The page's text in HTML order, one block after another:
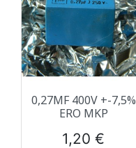
0,27ΜF 400V +-7,5%
ERO MKP
Prix
1,20 €